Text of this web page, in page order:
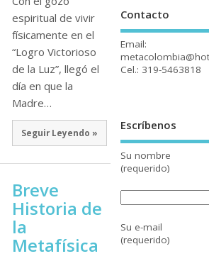
espiritual de vivir
físicamente en el
“Logro Victorioso
de la Luz”, llegó el
día en que la
Madre…
Seguir Leyendo »
Breve
Historia de
la
Metafísica
Contacto
Email:
Cel.: 319-5463818
Escríbenos
Su nombre
(requerido)
Su e-mail
(requerido)